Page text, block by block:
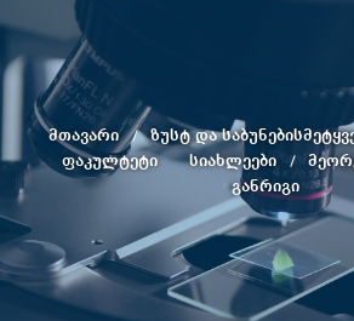
მთავარი
ზუსტ და
ფაკულტეტი
სიახლეები
განრიგი